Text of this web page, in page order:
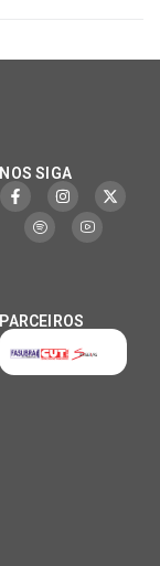
NOS SIGA
PARCEIROS